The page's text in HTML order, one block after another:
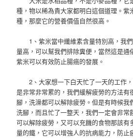
種，物以稀為貴大家都明白這個道理。紫
種，那麼它的營養價值自然很高。
1、紫米當中纖維素含量特別高，我
量高，可以幫我們排除糞便，當然這是通
紫米可以有效防止腸癌的發展。
2、大家想一下白天忙了一天的工作
是非常非常累的，我們緩解疲勞的方法有
腳，洗澡都可以解除疲勞。但是有時候我
洗腳，而且忙了一整天，我們一定會非常
可以解除疲勞，又可以充饑的食物那該有
量的鐵，它可以增強人的抗病能力，防止